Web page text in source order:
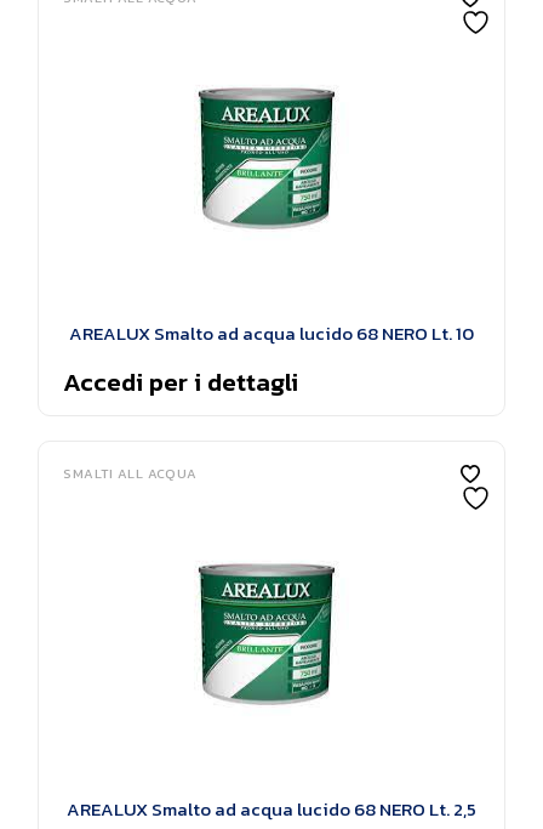
AREALUX Smalto ad acqua lucido 68 NERO Lt. 10
Accedi per i dettagli
SMALTI ALL ACQUA
AREALUX Smalto ad acqua lucido 68 NERO Lt. 2,5